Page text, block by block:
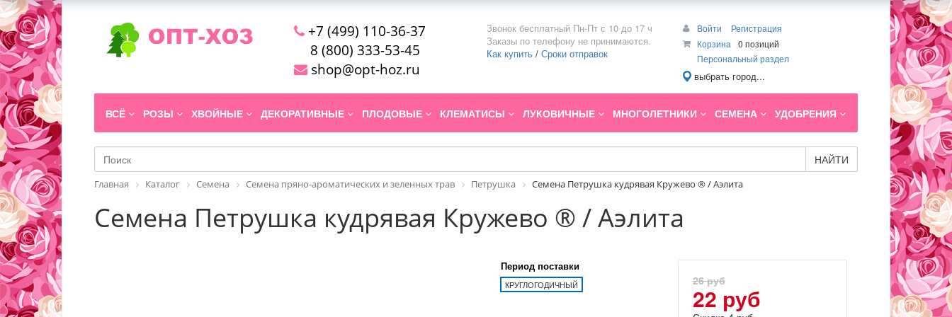
+7 (499) 110-36-37
8 (800) 333-53-45
shop@opt-hoz.ru
Звонок бесплатный Пн-Пт с 10 до 17 ч
Заказы по телефону не принимаются.
Как купить / Сроки отправок
Войти
Регистрация
Корзина
0 позиций
Персональный раздел
выбрать город...
ВСЁ РОЗЫ ХВОЙНЫЕ ДЕКОРАТИВНЫЕ ПЛОДОВЫЕ КЛЕМАТИСЫ ЛУКОВИЧНЫЕ МНОГОЛЕТНИКИ СЕМЕНА УДОБРЕНИЯ
НАЙТИ
Главная Каталог Семена Семена пряно-ароматических и зеленных трав Петрушка Семена Петрушка кудрявая Кружево ® / Аэлита
Семена Петрушка кудрявая Кружево ® / Аэлита
Период поставки
КРУГЛОГОДИЧНЫЙ 26 руб
22 руб